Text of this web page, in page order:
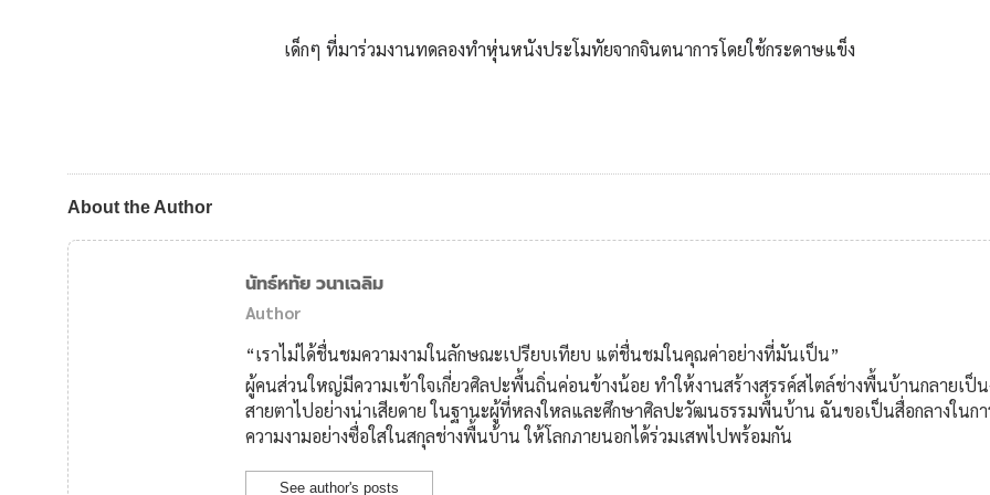
เด็กๆ ที่มาร่วมงานทดลองทำหุ่นหนังประโมทัยจากจินตนาการโดยใช้กระดาษแข็ง
About the Author
นัทธ์หทัย วนาเฉลิม
Author
“เราไม่ได้ชื่นชมความงามในลักษณะเปรียบเทียบ แต่ชื่นชมในคุณค่าอย่างที่มันเป็น”
ผู้คนส่วนใหญ่มีความเข้าใจเกี่ยวศิลปะพื้นถิ่นค่อนข้างน้อย ทำให้งานสร้างสรรค์สไตล์ช่างพื้นบ้านกลายเป็
สายตาไปอย่างน่าเสียดาย ในฐานะผู้ที่หลงใหลและศึกษาศิลปะวัฒนธรรมพื้นบ้าน ฉันขอเป็นสื่อกลางในก
ความงามอย่างซื่อใสในสกุลช่างพื้นบ้าน ให้โลกภายนอกได้ร่วมเสพไปพร้อมกัน
See author's posts